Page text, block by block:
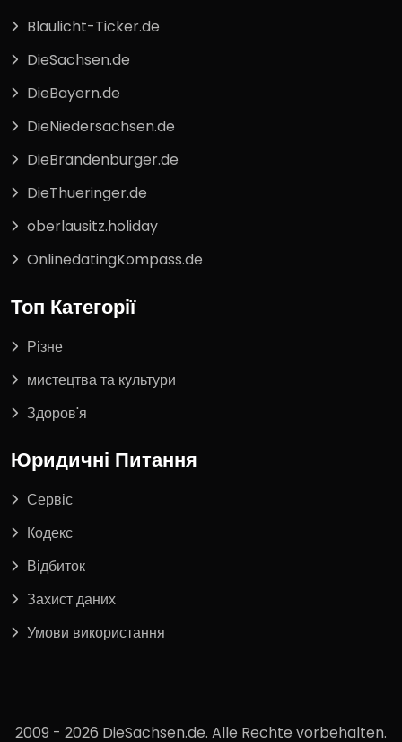
Blaulicht-Ticker.de
DieSachsen.de
DieBayern.de
DieNiedersachsen.de
DieBrandenburger.de
DieThueringer.de
oberlausitz.holiday
OnlinedatingKompass.de
Топ Категорії
Різне
мистецтва та культури
Здоров'я
Юридичні Питання
Сервіс
Кодекс
Відбиток
Захист даних
Умови використання
2009 - 2026 DieSachsen.de. Alle Rechte vorbehalten.